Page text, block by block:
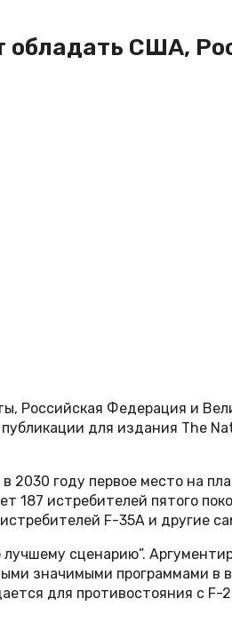
обладать США,
Федерация и
для издания The
2030 году первое место на
истребителей пятого
F-35A и другие
сценарию”.
значимыми программами
для противостояния с